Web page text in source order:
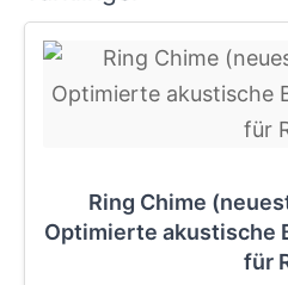
Ring Chime
Optimierte akustische
für